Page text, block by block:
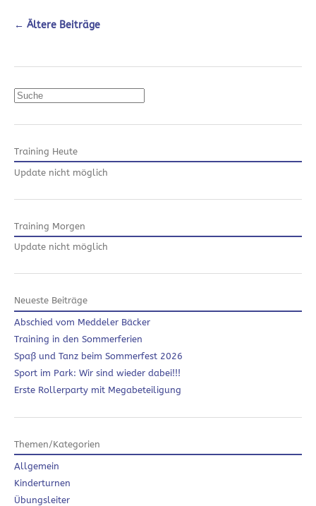
← Ältere Beiträge
Suchen
Training Heute
Update nicht möglich
Training Morgen
Update nicht möglich
Neueste Beiträge
Abschied vom Meddeler Bäcker
Training in den Sommerferien
Spaß und Tanz beim Sommerfest 2026
Sport im Park: Wir sind wieder dabei!!!
Erste Rollerparty mit Megabeteiligung
Themen/Kategorien
Allgemein
Kinderturnen
Übungsleiter